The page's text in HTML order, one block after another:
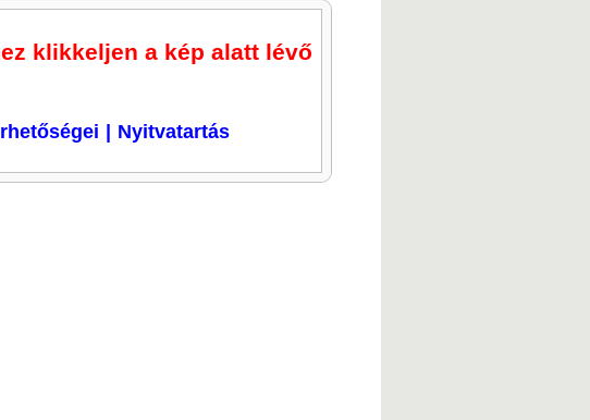
klikkeljen a kép alatt lévő
Nyitvatartás